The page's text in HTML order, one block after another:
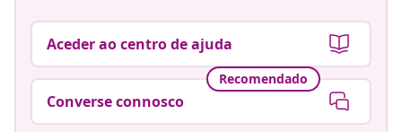
Aceder ao centro de ajuda
Recomendado
Converse connosco